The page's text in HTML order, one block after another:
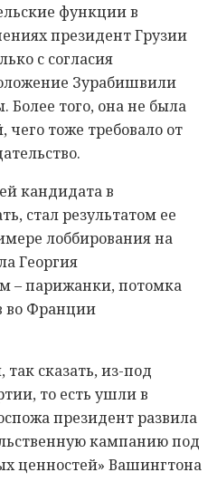
функции в
президент Грузии
с согласия
Зурабишвили
того, она не была
тоже требовало от
кандидата в
стал результатом ее
лоббирования на
Георгия
– парижанки, потомка
во Франции
сказать, из-под
то есть ушли в
президент развила
кампанию под
ценностей» Вашингтона